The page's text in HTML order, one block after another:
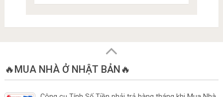
🔥MUA NHÀ Ở NHẬT BẢN🔥